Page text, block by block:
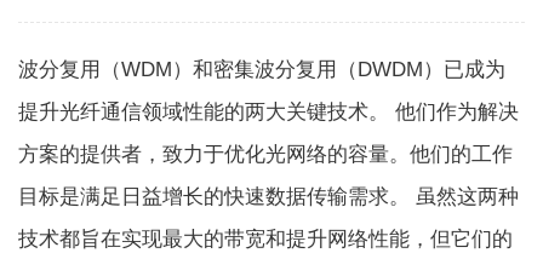
波分复用（WDM）和密集波分复用（DWDM）已成为
提升光纤通信领域性能的两大关键技术。 他们作为解决
方案的提供者，致力于优化光网络的容量。他们的工作
目标是满足日益增长的快速数据传输需求。 虽然这两种
技术都旨在实现最大的带宽和提升网络性能，但它们的